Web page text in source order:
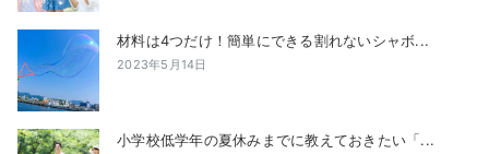
材料は4つだけ！簡単にできる割れないシャボ...
2023年5月14日
小学校低学年の夏休みまでに教えておきたい「...